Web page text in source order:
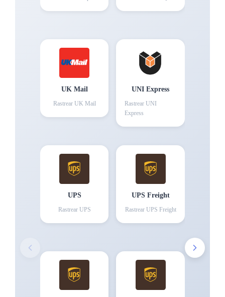
UK Mail
Rastrear UK Mail
UNI Express
Rastrear UNI
Express
UPS
Rastrear UPS
UPS Freight
Rastrear UPS Freight